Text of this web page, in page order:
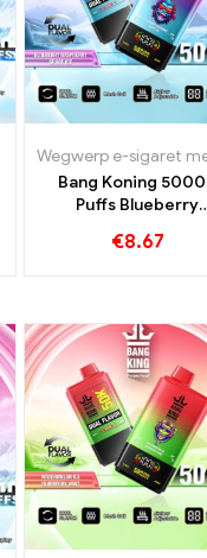
Wegwerp e-sigaretten
,Wegwerp e-
Bang Koning
Puffs Blueberry
voor intensief
€8.67